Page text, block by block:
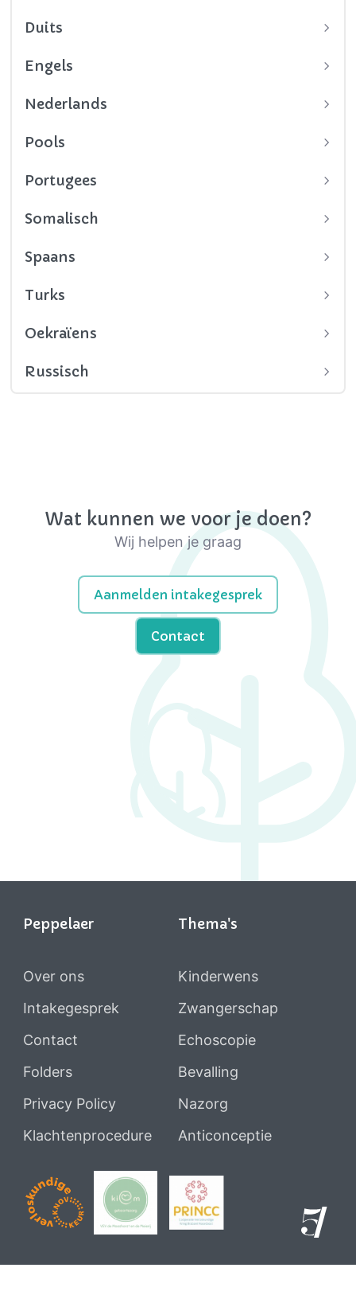
Duits
Engels
Nederlands
Pools
Portugees
Somalisch
Spaans
Turks
Oekraïens
Russisch
Wat kunnen we voor je doen?
Wij helpen je graag
Aanmelden intakegesprek
Contact
Peppelaer
Over ons
Intakegesprek
Contact
Folders
Privacy Policy
Klachtenprocedure
Thema's
Kinderwens
Zwangerschap
Echoscopie
Bevalling
Nazorg
Anticonceptie